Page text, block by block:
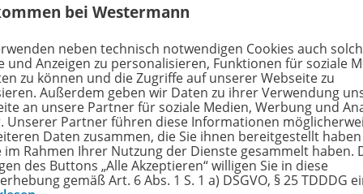
sind ein essentieller Teil der Jugendkultur.
können als kritisches Kunstprodukt auch zur
dienen. In der Stunde erforschen die Schülerinnen
Nutzungen hinausgehen kann. Das von der
Cancer“ thematisiert den Leidensweg des kleinen Joel
bei Westermann
neben technisch notwendigen Cookies auch
und Anzeigen zu personalisieren, Funktionen für soziale
zu können und die Zugriffe auf unserer Webseite zu
Außerdem geben wir Daten zu ihrer Verwendung
an unsere Partner für soziale Medien, Werbung und
Unserer Partner führen diese Informationen
Daten zusammen, die Sie ihnen bereitgestellt
im Rahmen Ihrer Nutzung der Dienste gesammelt haben.
des Buttons „Alle Akzeptieren“ willigen Sie in diese
gemäß Art. 6 Abs. 1 S. 1 a) DSGVO, § 25 TDDDG